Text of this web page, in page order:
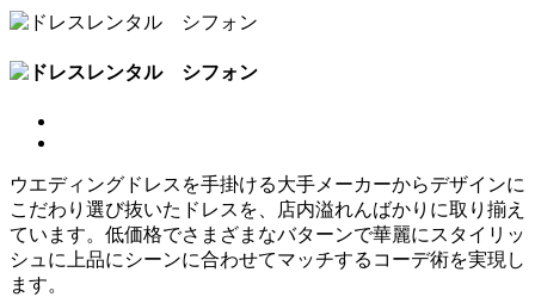
ウエディングドレスを手掛ける大手メーカーからデザインに
こだわり選び抜いたドレスを、店内溢れんばかりに取り揃え
ています。低価格でさまざまなバターンで華麗にスタイリッ
シュに上品にシーンに合わせてマッチするコーデ術を実現し
ます。